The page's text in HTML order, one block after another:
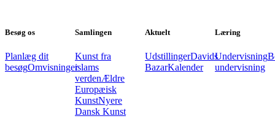
Besøg os
Planlæg dit
besøgOmvisninger
Samlingen
Kunst fra
islams
verdenÆldre
Europæisk
KunstNyere
Dansk Kunst
Aktuelt
UdstillingerDavids
BazarKalender
Læring
Undervisning
undervisning